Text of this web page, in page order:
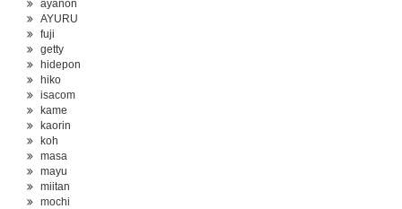
ayanon
AYURU
fuji
getty
hidepon
hiko
isacom
kame
kaorin
koh
masa
mayu
miitan
mochi